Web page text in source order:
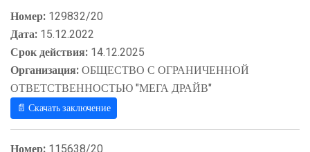
Номер: 129832/20
Дата: 15.12.2022
Срок действия: 14.12.2025
Организация:ОБЩЕСТВО С ОГРАНИЧЕННОЙ
ОТВЕТСТВЕННОСТЬЮ "МЕГА ДРАЙВ"
📄 Скачать заключение